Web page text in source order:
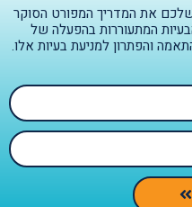
שלכם את המדריך המפורט הסוקר
המתעוררות בהפעלה של
והפתרון למניעת בעיות אלו.